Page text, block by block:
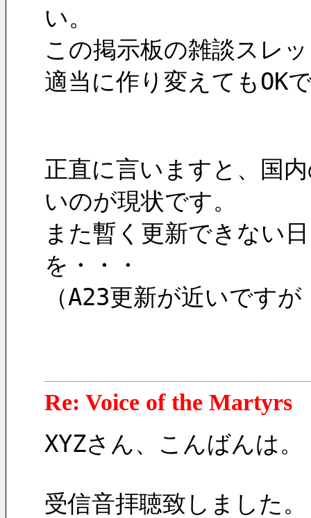
い。
この掲示板の雑談スレ
適当に作り変えてもOK
正直に言いますと、国
いのが現状です。
また暫く更新できない
を・・・
（A23更新が近いです
Re: Voice of the
XYZさん、こんばんは。
受信音拝聴致しました。